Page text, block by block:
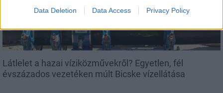
Data Deletion Data Access Privacy Policy
Látlelet a hazai víziközművekről? Egyetlen, fél
évszázados vezetéken múlt Bicske vízellátása